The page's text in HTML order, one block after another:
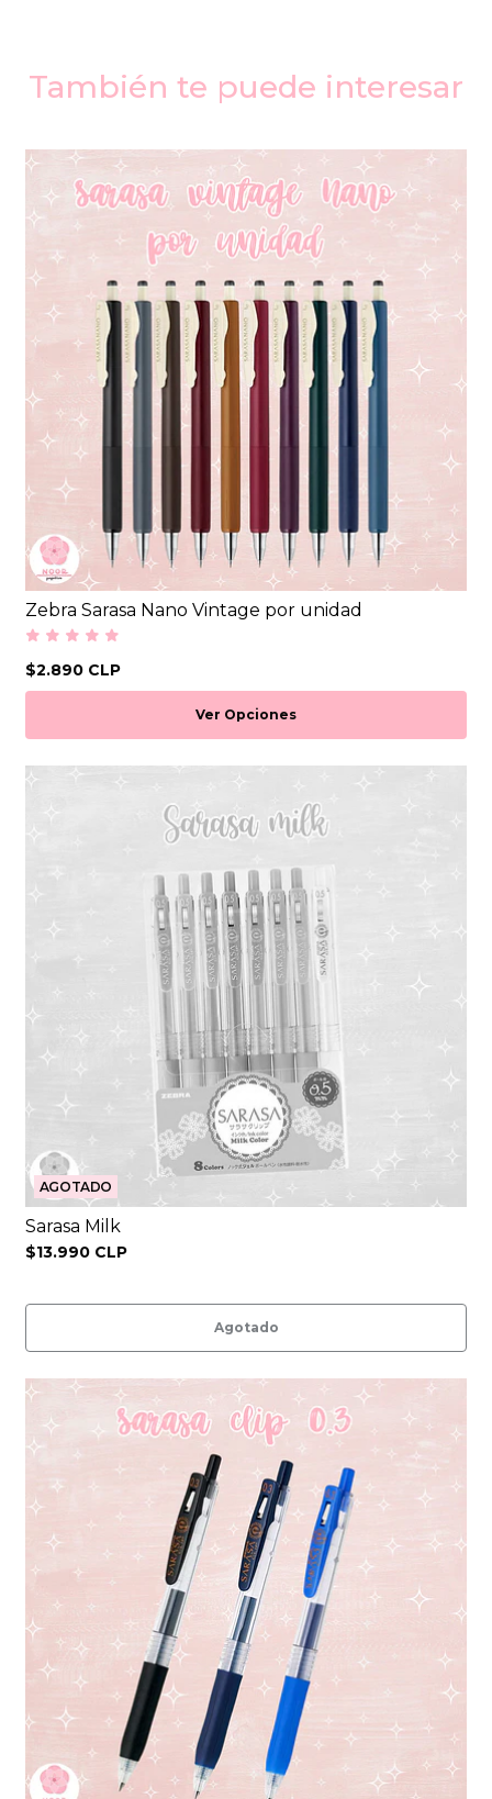
También te puede interesar
Zebra Sarasa Nano Vintage por unidad
$2.890 CLP
Ver Opciones
AGOTADO
Sarasa Milk
$13.990 CLP
Agotado